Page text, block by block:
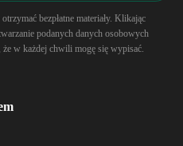
bezpłatne materiały. Klikając
podanych danych osobowych
w każdej chwili mogę się wypisać.